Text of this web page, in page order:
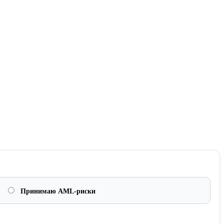
Принимаю AML-риски